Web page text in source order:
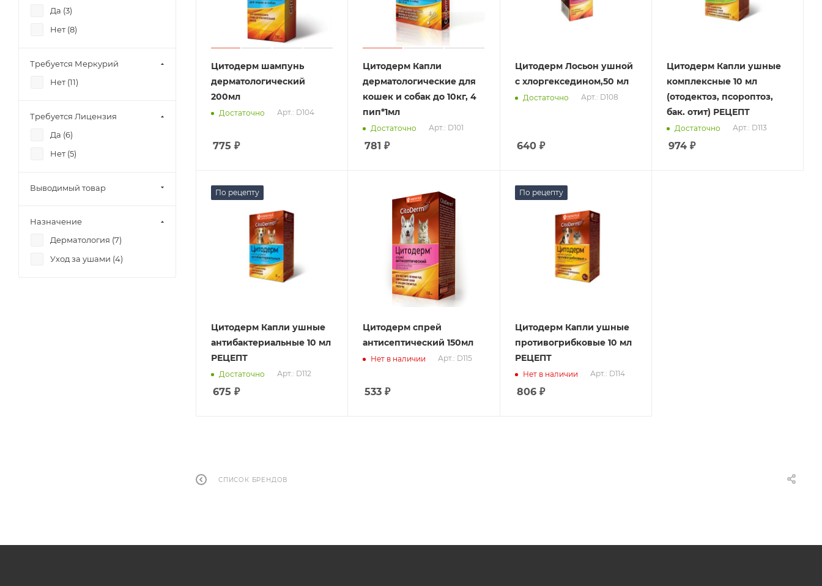
Цитодерм шампунь
дерматологический
200мл
Достаточно Арт.: D104
775 ₽
Цитодерм Капли
дерматологические для
кошек и собак до 10кг, 4
пип*1мл
Достаточно Арт.: D101
781 ₽
Цитодерм Лосьон ушной
с хлоргекседином,50 мл
Достаточно Арт.: D108
640₽
Цитодерм Капли ушные
комплексные 10 мл
(отодектоз, псороптоз,
бак. отит) РЕЦЕПТ
Достаточно Арт.: D113
974₽
По рецепту
Цитодерм Капли ушные
антибактериальные 10 мл
РЕЦЕПТ
Достаточно Арт.: D112
675 ₽
Цитодерм спрей
антисептический 150мл
Нет в наличии Арт.: D115
533 ₽
По рецепту
Цитодерм Капли ушные
противогрибковые 10 мл
РЕЦЕПТ
Нет в наличии Арт.: D114
806₽
СПИСОК БРЕНДОВ
Да (3)
Нет (8)
Требуется Меркурий
Нет (11)
Требуется Лицензия
Да (6)
Нет (5)
Выводимый товар
Назначение
Дерматология (7)
Уход за ушами (4)